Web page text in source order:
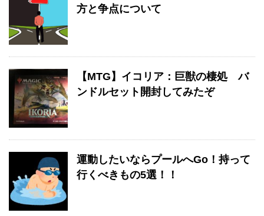
方と争点について
【MTG】イコリア：巨獣の棲処 バ
ンドルセット開封してみたぞ
運動したいならプールへGo！持って
行くべきもの5選！！